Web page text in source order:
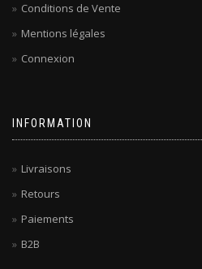
Conditions de Vente
Mentions légales
Connexion
INFORMATION
Livraisons
Retours
Paiements
B2B